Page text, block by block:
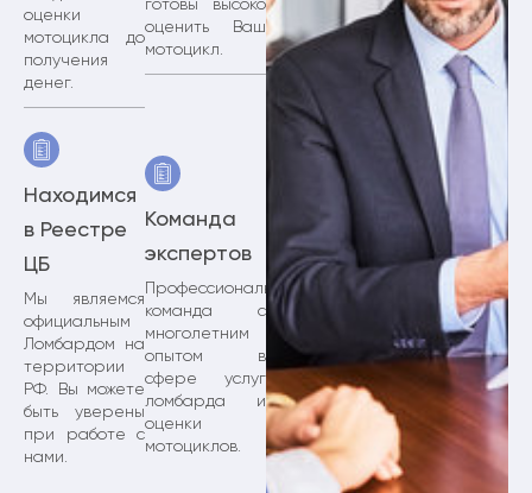
оценки
мотоцикла до
получения
денег.
готовы высоко
оценить Ваш
мотоцикл.
Находимся
в Реестре
ЦБ
Мы являемся
официальным
Ломбардом на
территории
РФ. Вы можете
быть уверены
при работе с
нами.
Команда
экспертов
Профессиональная
команда с
многолетним
опытом в
сфере услуг
ломбарда и
оценки
мотоциклов.